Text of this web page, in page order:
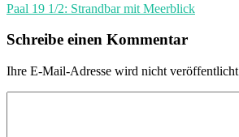
Paal 19 1/2: Strandbar mit Meerblick
Schreibe einen Kommentar
Ihre E-Mail-Adresse wird nicht veröffentlicht